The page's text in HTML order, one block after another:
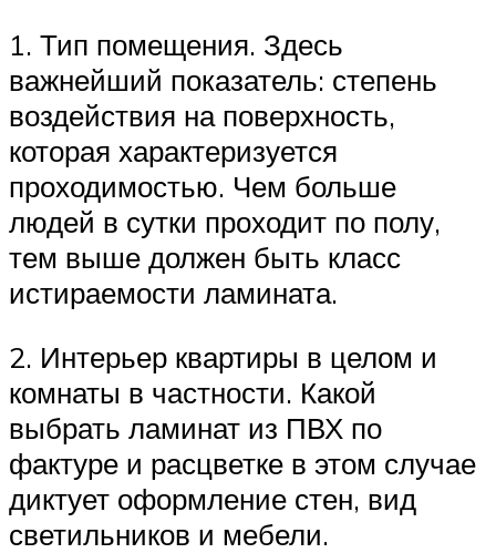
1. Тип помещения. Здесь
важнейший показатель: степень
воздействия на поверхность,
которая характеризуется
проходимостью. Чем больше
людей в сутки проходит по полу,
тем выше должен быть класс
истираемости ламината.
2. Интерьер квартиры в целом и
комнаты в частности. Какой
выбрать ламинат из ПВХ по
фактуре и расцветке в этом случае
диктует оформление стен, вид
светильников и мебели.